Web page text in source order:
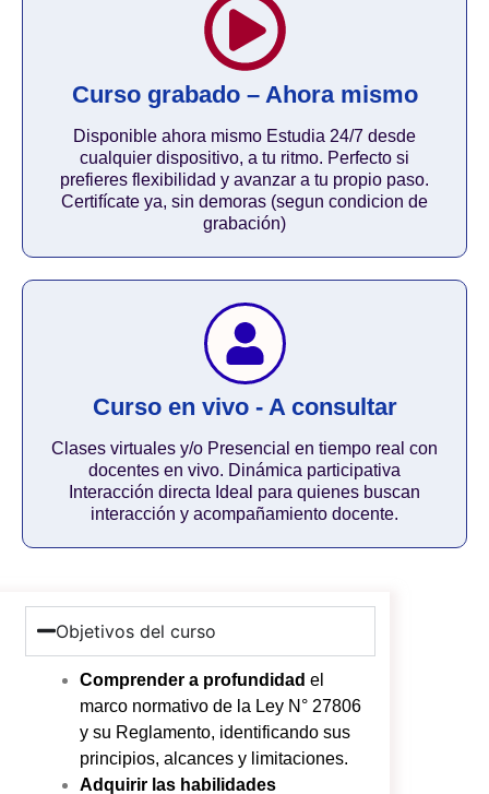
Curso grabado – Ahora mismo
Disponible ahora mismo Estudia 24/7 desde
cualquier dispositivo, a tu ritmo. Perfecto si
prefieres flexibilidad y avanzar a tu propio paso.
Certifícate ya, sin demoras (segun condicion de
grabación)
Curso en vivo - A consultar
Clases virtuales y/o Presencial en tiempo real con
docentes en vivo. Dinámica participativa
Interacción directa Ideal para quienes buscan
interacción y acompañamiento docente.
Objetivos del curso
Comprender a profundidad el
marco normativo de la Ley N° 27806
y su Reglamento, identificando sus
principios, alcances y limitaciones.
Adquirir las habilidades